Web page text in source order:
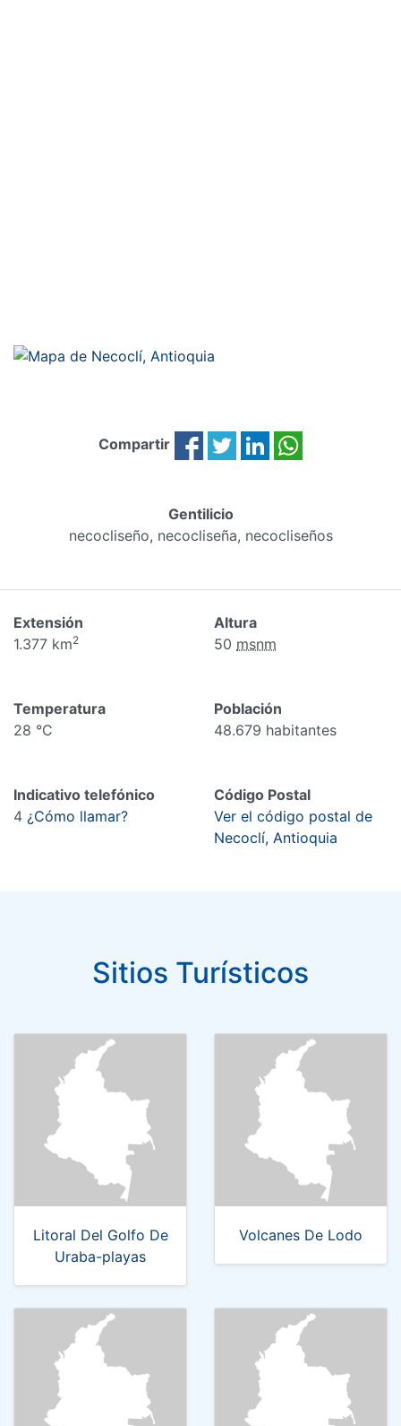
Compartir
Gentilicio
necocliseño, necocliseña, necocliseños
Extensión
1.377 km2
Altura
50 msnm
Temperatura
28 °C
Población
48.679 habitantes
Indicativo telefónico
4 ¿Cómo llamar?
Código Postal
Ver el código postal de
Necoclí, Antioquia
Sitios Turísticos
Litoral Del Golfo De
Uraba-playas
Volcanes De Lodo